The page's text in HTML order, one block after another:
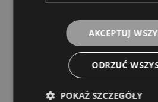
AKCEPTUJ
ODRZUĆ
POKAŻ SZCZEGÓŁY